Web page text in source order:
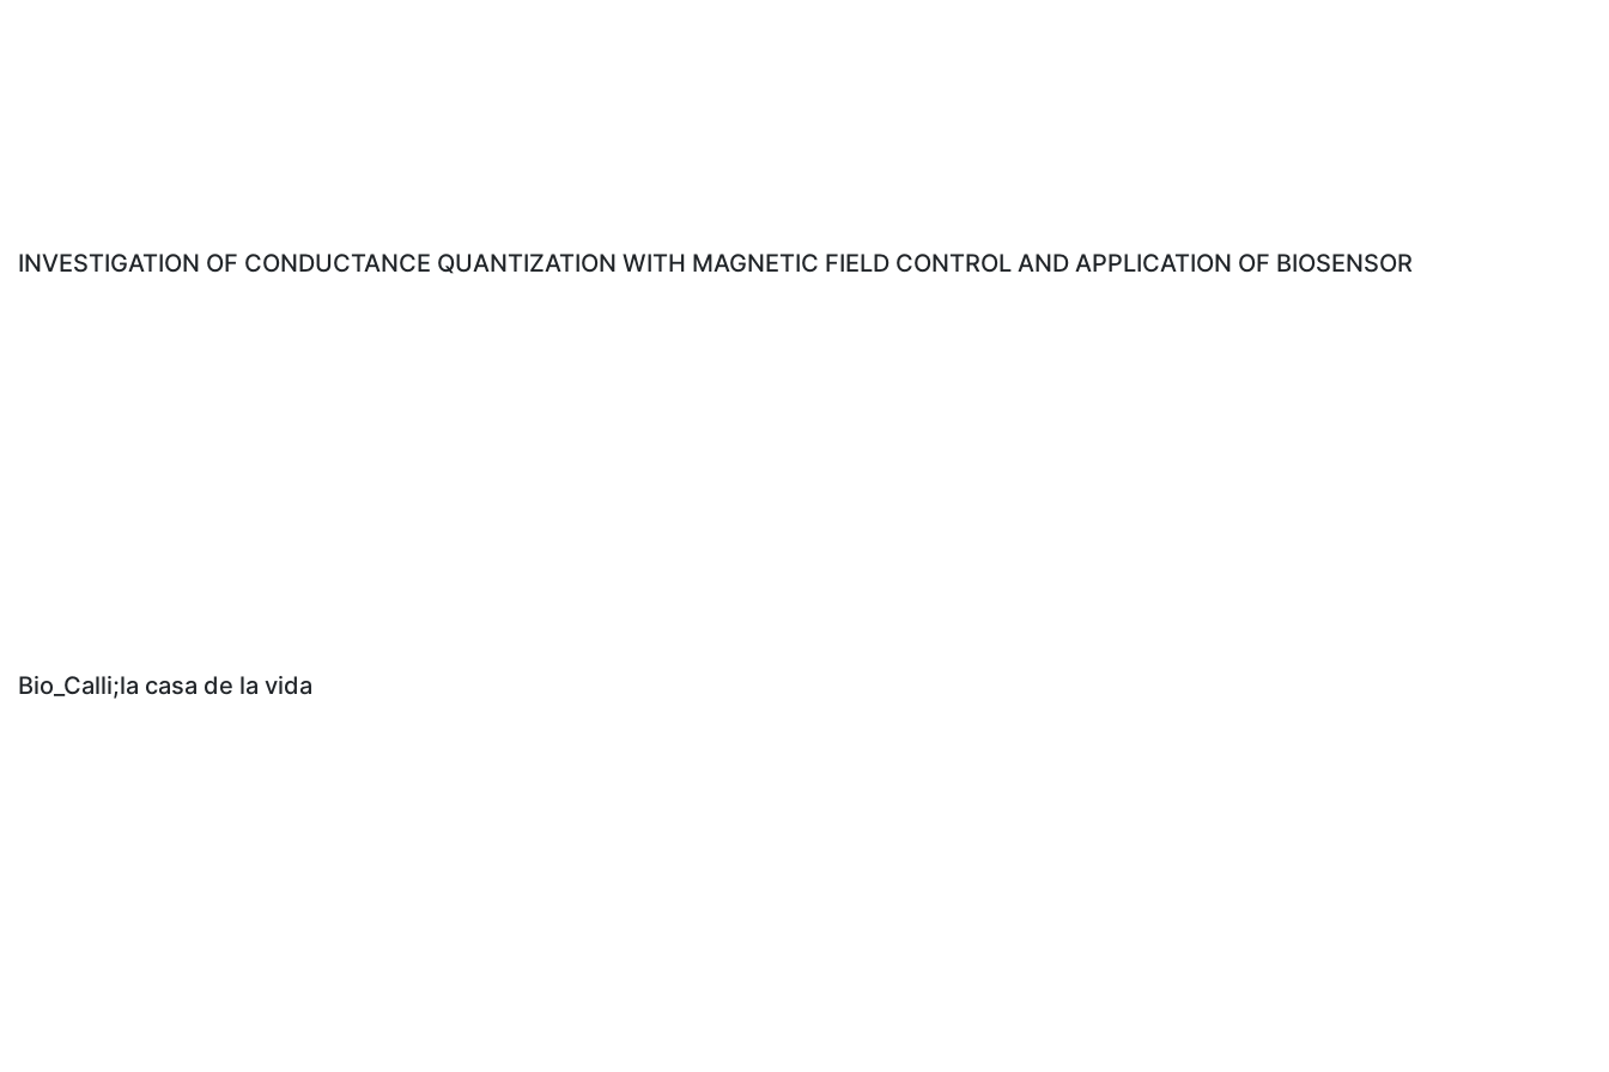
INVESTIGATION OF CONDUCTANCE QUANTIZATION WITH MAGNETIC FIELD CONTROL AND APPLICATION OF BIOSENSOR
Bio_Calli;la casa de la vida